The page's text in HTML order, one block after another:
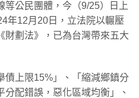
等公民團體，今（9/25）日上
年12月20日，立法院以輾壓
財劃法》，已為台灣帶來五大
債上限15%」、「縮減鄉鎮分
配錯誤，惡化區域均衡」、